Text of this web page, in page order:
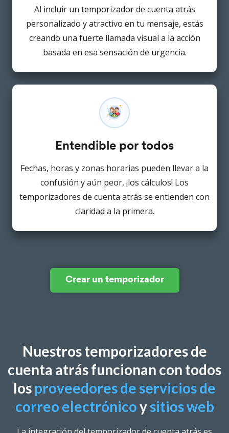
Al incluir un temporizador de cuenta atrás
personalizado y atractivo en tu mensaje, estás
creando una fuerte llamada visual a la acción
basada en esa sensación de urgencia.
Entendible por todos
Fechas, horas y zonas horarias pueden llevar a la
confusión y aún peor, ¡los cálculos! Los
temporizadores de cuenta atrás se entienden con
claridad a la primera.
Crear un temporizador
Nuestros temporizadores de
cuenta atrás funcionan con todos
los proveedores de servicios de
correo electrónicoysitios web